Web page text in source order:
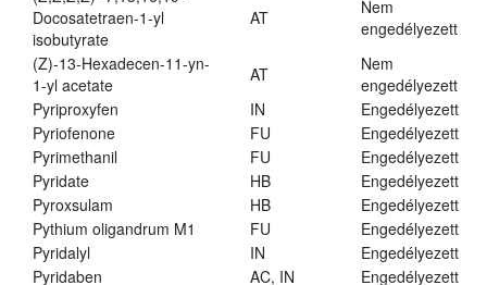
Docosatetraen-1-yl
isobutyrate
AT
Nem
engedélyezett
(Z)-13-Hexadecen-11-yn-
1-yl acetate
AT
Nem
engedélyezett
Pyriproxyfen
IN
Engedélyezett
Pyriofenone
FU
Engedélyezett
Pyrimethanil
FU
Engedélyezett
Pyridate
HB
Engedélyezett
Pyroxsulam
HB
Engedélyezett
Pythium oligandrum M1
FU
Engedélyezett
Pyridalyl
IN
Engedélyezett
Pyridaben
AC, IN
Engedélyezett